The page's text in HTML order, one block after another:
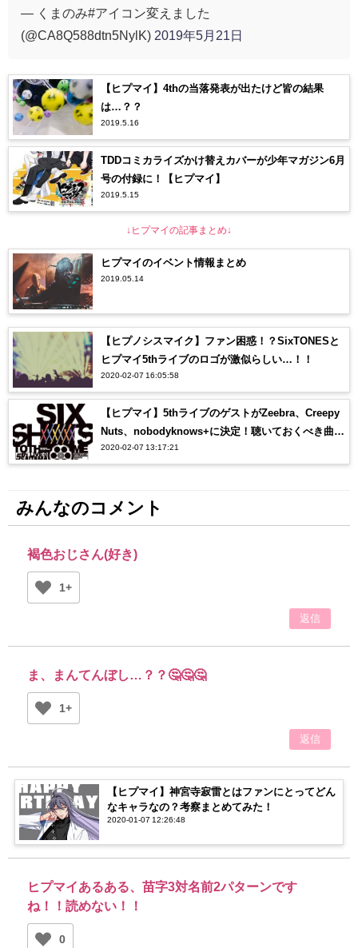
— くまのみ#アイコン変えました
(@CA8Q588dtn5NylK) 2019年5月21日
【ヒプマイ】4thの当落発表が出たけど皆の結果
は…？？
2019.5.16
TDDコミカライズかけ替えカバーが少年マガジン6月
号の付録に！【ヒプマイ】
2019.5.15
↓ヒプマイの記事まとめ↓
ヒプマイのイベント情報まとめ
2019.05.14
【ヒプノシスマイク】ファン困惑！？SixTONESと
ヒプマイ5thライブのロゴが激似らしい…！！
2020-02-07 16:05:58
【ヒプマイ】5thライブのゲストがZeebra、Creepy
Nuts、nobodyknows+に決定！聴いておくべき曲
は？？
2020-02-07 13:17:21
みんなのコメント
褐色おじさん(好き)
1+
返信
ま、まんてんぼし…？？🤔🤔🤔
1+
返信
【ヒプマイ】神宮寺寂雷とはファンにとってどん
なキャラなの？考察まとめてみた！
2020-01-07 12:26:48
ヒプマイあるある、苗字3対名前2パターンです
ね！！読めない！！
0